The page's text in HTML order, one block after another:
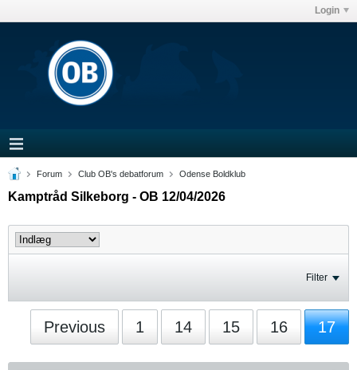
Login
Forum Club OB's debatforum Odense Boldklub
Kamptråd Silkeborg - OB 12/04/2026
Filter
Previous 1 14 15 16 17